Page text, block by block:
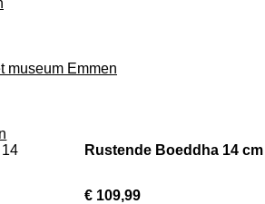
museum Emmen
Rustende Boeddha 14 cm
€ 109,99